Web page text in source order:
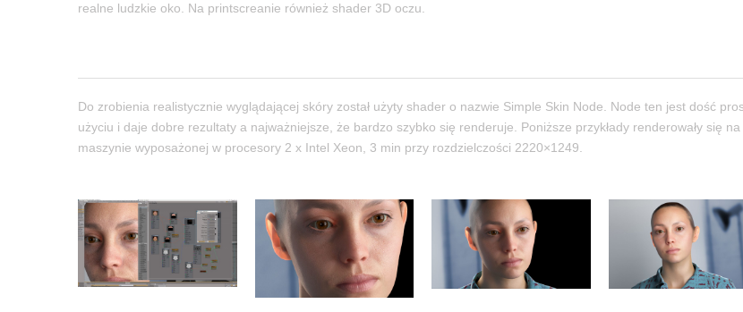
realne ludzkie oko. Na printscreanie również shader 3D oczu.
Do zrobienia realistycznie wyglądającej skóry został użyty shader o nazwie Simple Skin Node. Node ten jest dość
użyciu i daje dobre rezultaty a najważniejsze, że bardzo szybko się renderuje. Poniższe przykłady renderowały się na
maszynie wyposażonej w procesory 2 x Intel Xeon, 3 min przy rozdzielczości 2220×1249.